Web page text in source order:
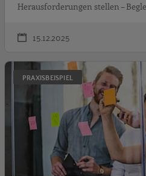
Herausforderungen stellen –
15.12.2025
PRAXISBEISPIEL